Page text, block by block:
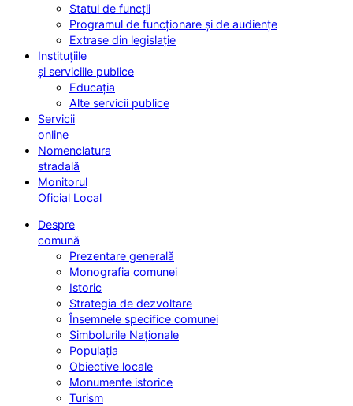
Statul de funcții
Programul de funcționare și de audiențe
Extrase din legislație
Instituțiile
și serviciile publice
Educația
Alte servicii publice
Servicii
online
Nomenclatura
stradală
Monitorul
Oficial Local
Despre
comună
Prezentare generală
Monografia comunei
Istoric
Strategia de dezvoltare
Însemnele specifice comunei
Simbolurile Naționale
Populația
Obiective locale
Monumente istorice
Turism